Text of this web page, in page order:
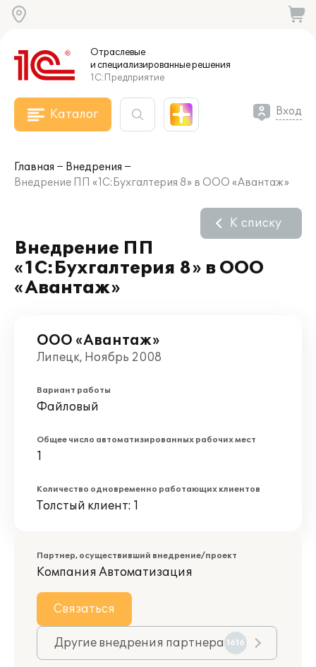
Отраслевые
и специализированныерешения
1С:Предприятие
Каталог Вход
Главная
Внедрения
Внедрение ПП «1С:Бухгалтерия 8» в ООО «Авантаж»
Внедрение ПП
«1С:Бухгалтерия 8» в ООО
«Авантаж»
К списку
ООО «Авантаж»
Липецк, Ноябрь 2008
Вариант работы
Файловый
Общее число автоматизированных рабочих мест
1
Количество одновременно работающих клиентов
Толстый клиент: 1
Партнер, осуществивший внедрение/проект
Компания Автоматизация
Связаться
Другие внедрения партнера 1616